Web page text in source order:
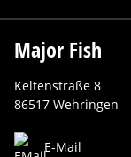
Major Fish
Keltenstraße 8
86517 Wehringen
E-Mail